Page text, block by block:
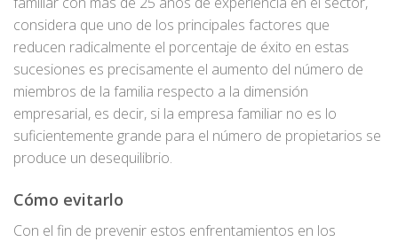
considera que uno de los principales factores que
reducen radicalmente el porcentaje de éxito en estas
sucesiones es precisamente el aumento del número de
miembros de la familia respecto a la dimensión
empresarial, es decir, si la empresa familiar no es lo
suficientemente grande para el número de propietarios se
produce un desequilibrio.
Cómo evitarlo
Con el fin de prevenir estos enfrentamientos en los